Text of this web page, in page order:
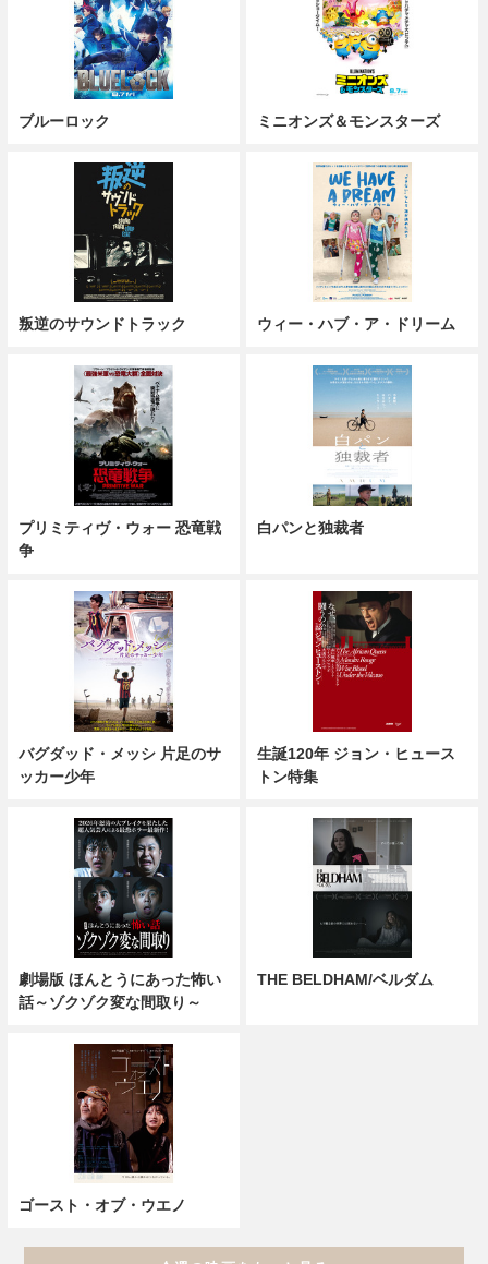
ブルーロック ミニオンズ＆モンスターズ
叛逆のサウンドトラック ウィー・ハブ・ア・ドリーム
プリミティヴ・ウォー 恐竜戦
争
白パンと独裁者
バグダッド・メッシ 片足のサ
ッカー少年
生誕120年 ジョン・ヒュース
トン特集
劇場版 ほんとうにあった怖い
話～ゾクゾク変な間取り～
THE BELDHAM/ベルダム
ゴースト・オブ・ウエノ